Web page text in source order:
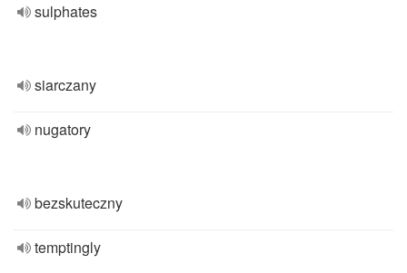
sulphates
siarczany
nugatory
bezskuteczny
temptingly